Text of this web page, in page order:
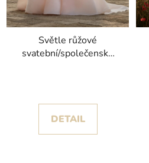
Světle růžové
svatební/společenské
DETAIL